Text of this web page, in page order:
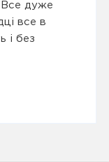
Все дуже
все в
і без